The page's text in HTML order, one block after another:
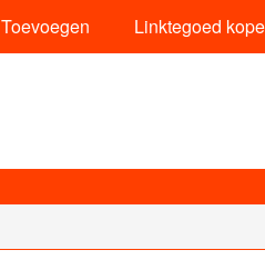
Toevoegen Linktegoed